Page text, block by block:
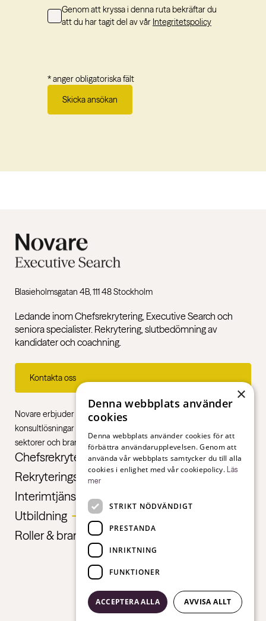
ConsentGenom att kryssa i denna ruta bekräftar du
att du har tagit del av vår Integritetspolicy
* anger obligatoriska fält
Skicka ansökan
Blasieholmsgatan 4B, 111 48 Stockholm
Ledande inom Chefsrekrytering, Executive Search och
seniora specialister. Rekrytering, slutbedömning av
kandidater och coachning.
Kontakta oss
Novare erbjuder specialistkompetens inom rekrytering,
konsultlösningar och ledarskapsutbildningar, gentemot alla
sektorer och branscher – från första jobb till chefsnivå.
Chefsrekrytering
Rekryteringstjänster
Interimtjänster
Utbildning
Roller & branscher
×
Denna webbplats använder
cookies
Denna webbplats använder cookies för att
förbättra användarupplevelsen. Genom att
använda vår webbplats samtycker du till alla
cookies i enlighet med vår cookiepolicy. Läs
mer
STRIKT NÖDVÄNDIGT
PRESTANDA
INRIKTNING
FUNKTIONER
ACCEPTERA ALLA AVVISA ALLT